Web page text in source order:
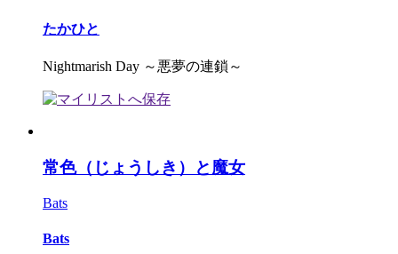
たかひと
Nightmarish Day ～悪夢の連鎖～
常色（じょうしき）と魔女
Bats
Bats